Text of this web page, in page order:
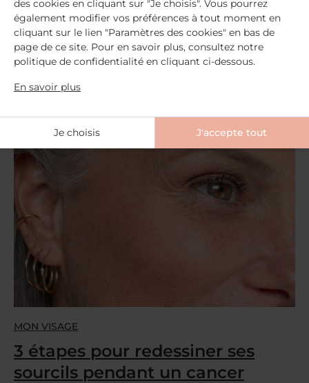
Lire la suite
MON VISAGE
3 étapes pour redessiner ses
sourcils pendant un cancer
des cookies en cliquant sur "Je choisis". Vous pourrez
également modifier vos préférences à tout moment en
cliquant sur le lien "Paramètres des cookies" en bas de
page de ce site. Pour en savoir plus, consultez notre
politique de confidentialité en cliquant ci-dessous.
En savoir plus
Je choisis J'accepte tout